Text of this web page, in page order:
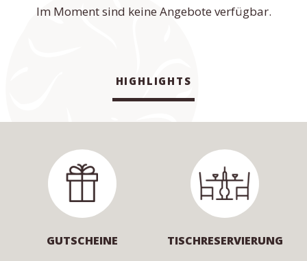
Im Moment sind keine Angebote verfügbar.
HIGHLIGHTS
GUTSCHEINE TISCHRESERVIERUNG